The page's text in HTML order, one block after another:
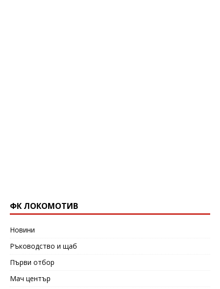
ФК ЛОКОМОТИВ
Новини
Ръководство и щаб
Първи отбор
Мач център